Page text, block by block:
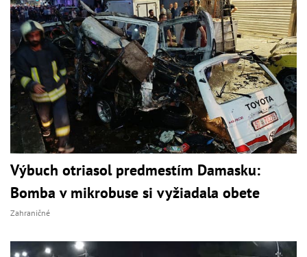
Výbuch otriasol predmestím Damasku:
Bomba v mikrobuse si vyžiadala obete
Zahraničné